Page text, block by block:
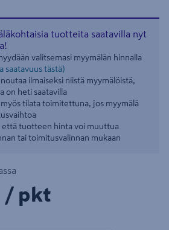
tuotteita saatavilla nyt
valitsemasi myymälän hinnalla
saatavuus tästä)
ilmaiseksi niistä myymälöistä,
on heti saatavilla
tilata toimitettuna, jos myymälä
että tuotteen hinta voi muuttua
tai toimitusvalinnan mukaan
pkt
/ pkt